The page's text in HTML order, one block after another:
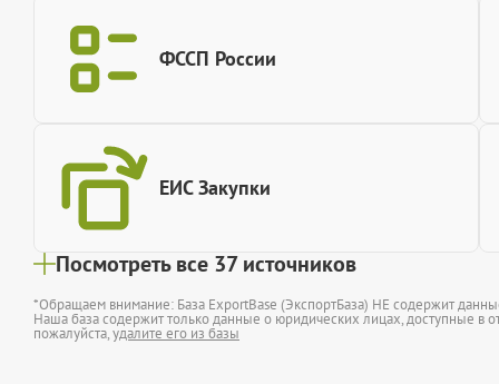
ФССП России
ЕИС Закупки
Посмотреть все 37 источников
*Обращаем внимание: База ExportBase (ЭкспортБаза) НЕ содержит
Наша база содержит только данные о юридических лицах, доступные в
пожалуйста,удалите его из базы